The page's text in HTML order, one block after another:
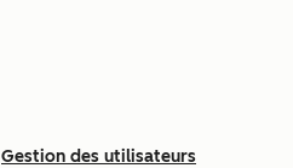
Gestion des utilisateurs